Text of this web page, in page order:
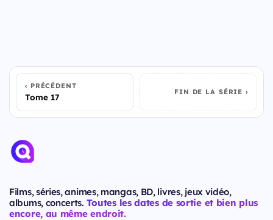
PRÉCÉDENT
Tome 17 FIN DE LA SÉRIE
Films, séries, animes, mangas, BD, livres, jeux vidéo,
albums, concerts. Toutes les dates de sortie et bien plus
encore, au même endroit.